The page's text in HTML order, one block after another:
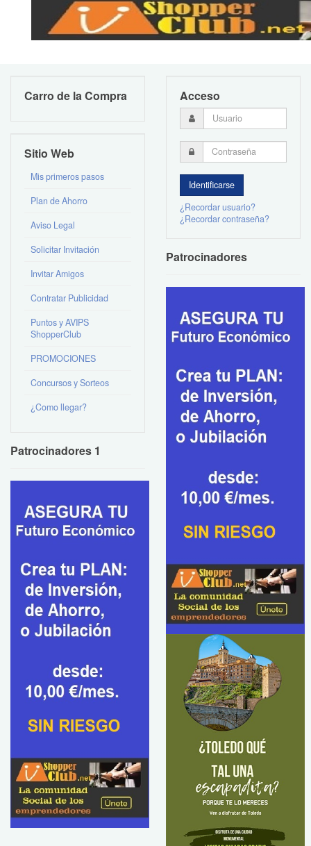
Carro de la Compra
Sitio Web
Mis primeros pasos
Plan de Ahorro
Aviso Legal
Solicitar Invitación
Invitar Amigos
Contratar Publicidad
Puntos y AVIPS
ShopperClub
PROMOCIONES
Concursos y Sorteos
¿Como llegar?
Patrocinadores 1
Acceso
¿Recordar usuario?
¿Recordar contraseña?
Patrocinadores